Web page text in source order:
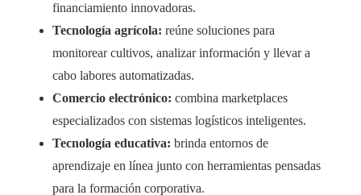
financiamiento innovadoras.
Tecnología agrícola: reúne soluciones para
monitorear cultivos, analizar información y llevar a
cabo labores automatizadas.
Comercio electrónico: combina marketplaces
especializados con sistemas logísticos inteligentes.
Tecnología educativa: brinda entornos de
aprendizaje en línea junto con herramientas pensadas
para la formación corporativa.